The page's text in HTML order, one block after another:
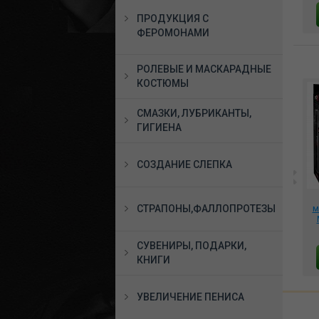
ПРОДУКЦИЯ С
ФЕРОМОНАМИ
РОЛЕВЫЕ И МАСКАРАДНЫЕ
КОСТЮМЫ
СМАЗКИ, ЛУБРИКАНТЫ,
ГИГИЕНА
СОЗДАНИЕ СЛЕПКА
СТРАПОНЫ,ФАЛЛОПРОТЕЗЫ
СУВЕНИРЫ, ПОДАРКИ,
КНИГИ
УВЕЛИЧЕНИЕ ПЕНИСА
В КОРЗИНУ
виброкольцо Winni 2 с
эластичных колец для